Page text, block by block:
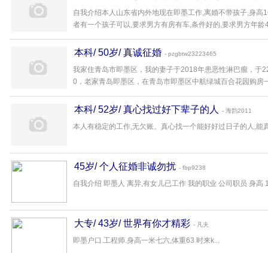
自我介绍本人山东省内外地现在即墨工作,离婚不带孩子,身
者有一个孩子可以,要求男方有房有车,条件好的,要求男方年龄
本科/ 50岁/ 真诚征婚 - pzgbtw23223465
我家住青岛市即墨区，我的妻子于2018年患恶性淋巴瘤，于
0，老家青岛即墨区，在青岛市即墨区中航绿城百合花园购房
本科/ 52岁/ 真心找过好下辈子的人 - 海韵2011
本人有稳定的工作,无欠账。真心找一个能好好过日子的人,能
45岁/ 个人征婚非诚勿扰 - fbp9238
自我介绍 即墨人 离异,有女儿已工作 我的职业 公司职员 身高
大专/ 43岁/ 世界有你才精彩 - 凡夫
即墨户口.工程师.身高一米七六,体重63 时来k...